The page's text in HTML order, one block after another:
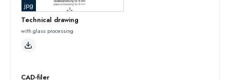
jpg
Technical drawing
with glass processing
CAD-filer